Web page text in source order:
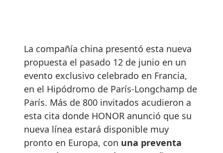
La compañía china presentó esta nueva
propuesta el pasado 12 de junio en un
evento exclusivo celebrado en Francia,
en el Hipódromo de París-Longchamp de
París. Más de 800 invitados acudieron a
esta cita donde HONOR anunció que su
nueva línea estará disponible muy
pronto en Europa, con una preventa